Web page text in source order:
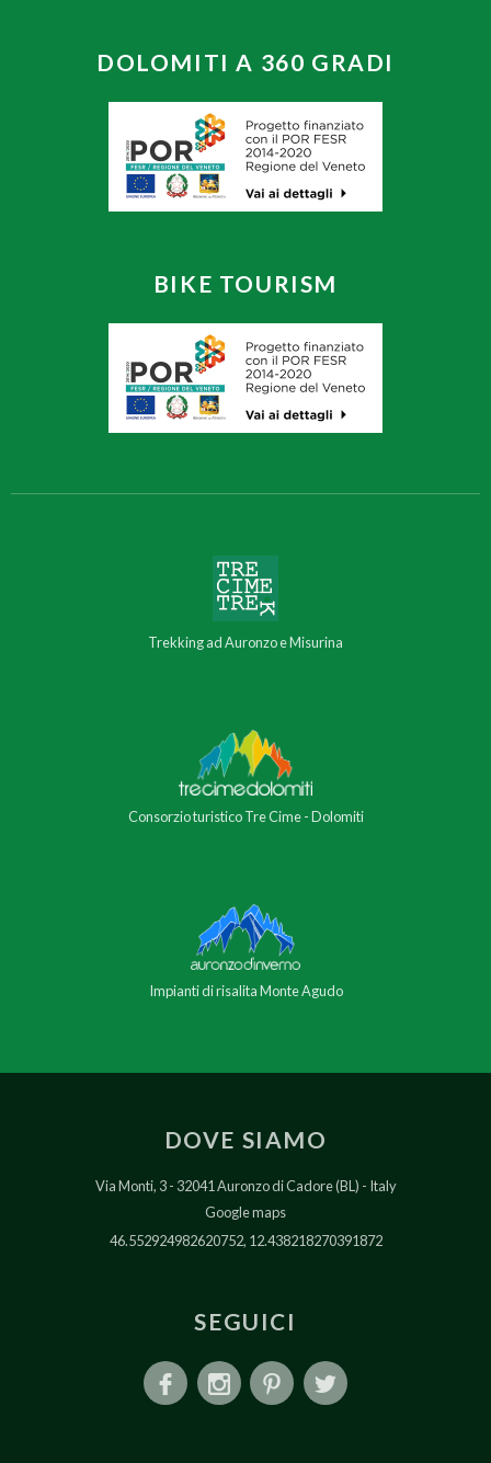
DOLOMITI A 360 GRADI
BIKE TOURISM
Trekking ad Auronzo e Misurina
Consorzio turistico Tre Cime - Dolomiti
Impianti di risalita Monte Agudo
DOVE SIAMO
Via Monti, 3 32041 Auronzo di Cadore (BL)
Italy
Google maps
46.552924982620752, 12.438218270391872
SEGUICI